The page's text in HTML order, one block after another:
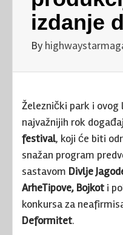
izdanje
By
Železnički park i
najvažnijih rok
festival, koji će biti
snažan program
sastavom Divlje
ArheTipove, Bojkot i
konkursa za
Deformitet.